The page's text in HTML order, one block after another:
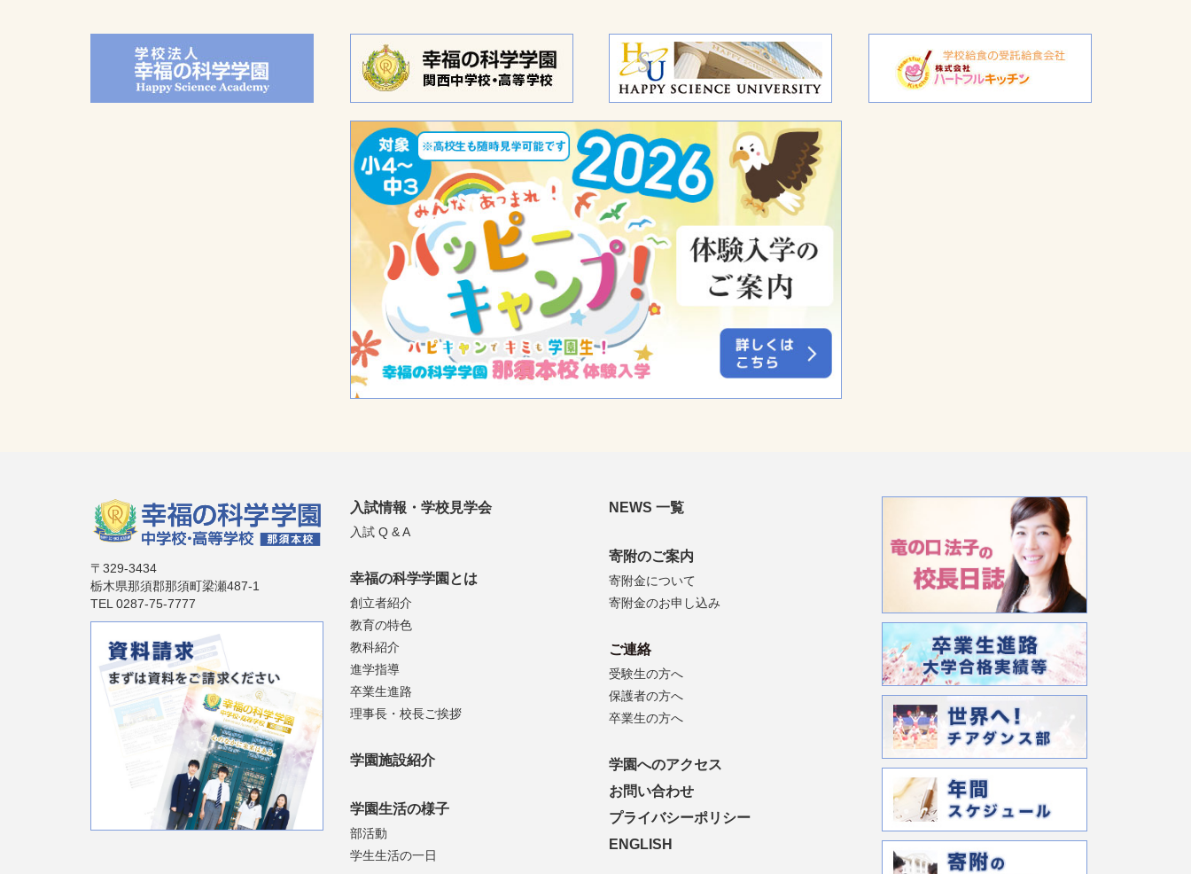
〒329-3434
栃木県那須郡那須町梁瀬487-1
TEL 0287-75-7777
入試情報・学校見学会
入試 Q & A
幸福の科学学園とは
創立者紹介
教育の特色
教科紹介
進学指導
卒業生進路
理事長・校長ご挨拶
学園施設紹介
学園生活の様子
部活動
学生生活の一日
NEWS 一覧
寄附のご案内
寄附金について
寄附金のお申し込み
ご連絡
受験生の方へ
保護者の方へ
卒業生の方へ
学園へのアクセス
お問い合わせ
プライバシーポリシー
ENGLISH